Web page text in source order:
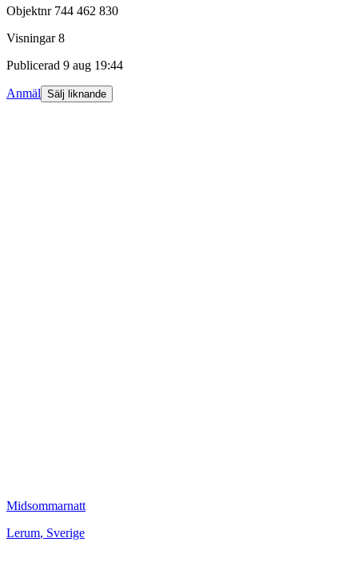
Objektnr 744 462 830
Visningar 8
Publicerad 9 aug 19:44
Anmäl Sälj liknande
Midsommarnatt
Lerum, Sverige